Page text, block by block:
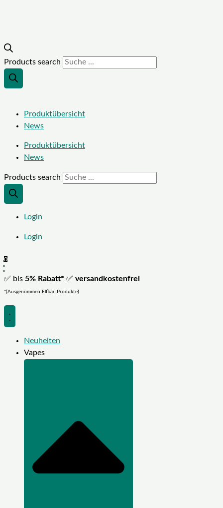
Products search
Produktübersicht
News
Produktübersicht
News
Products search
Login
Login
0
✅ bis 5% Rabatt* ✅ versandkostenfrei
*(Ausgenommen Elfbar-Produkte)
Neuheiten
Vapes